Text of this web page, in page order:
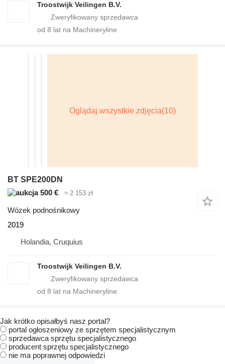
Troostwijk Veilingen B.V.
od 8 lat na Machineryline
BT SPE200DN
500 €
≈ 2 153 zł
Wózek podnośnikowy
2019
Holandia, Cruquius
Troostwijk Veilingen B.V.
od 8 lat na Machineryline
Jak krótko opisałbyś nasz portal?
portal ogłoszeniowy ze sprzętem specjalistycznym
sprzedawca sprzętu specjalistycznego
producent sprzętu specjalistycznego
nie ma poprawnej odpowiedzi